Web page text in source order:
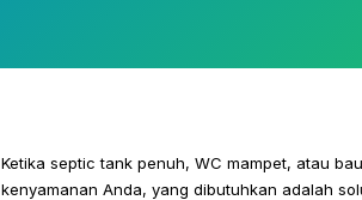
Ketika septic tank penuh, WC mampet, atau
kenyamanan Anda, yang dibutuhkan adalah